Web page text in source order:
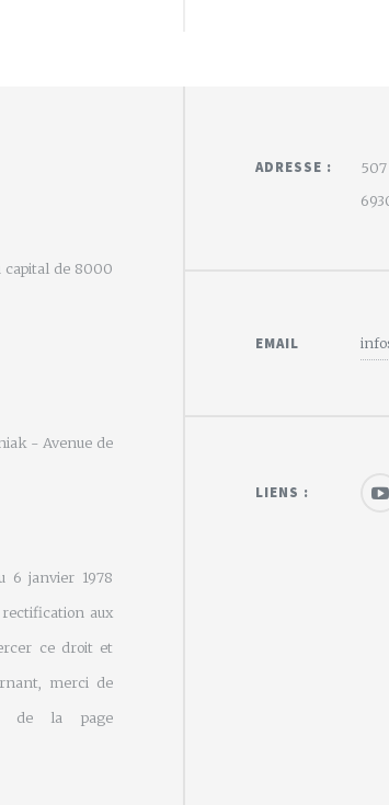
capital de 8000
- Avenue de
6 janvier 1978
aux
ce droit et
merci de
de la page
ADRESSE :
507
EMAIL
LIENS :